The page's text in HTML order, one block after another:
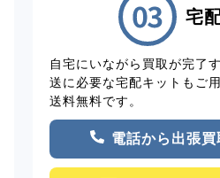
宅
自宅にいながら買取が完了
送に必要な宅配キットもご
送料無料です。
電話から出張